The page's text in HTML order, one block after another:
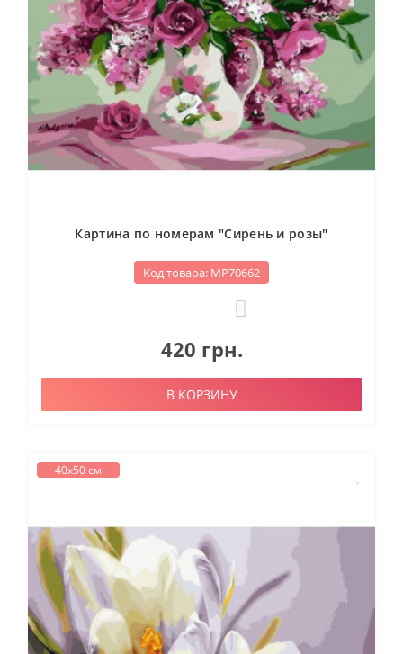
Картина по номерам "Сирень и розы"
Код товара: МР70662
420 грн.
В КОРЗИНУ
40х50 см